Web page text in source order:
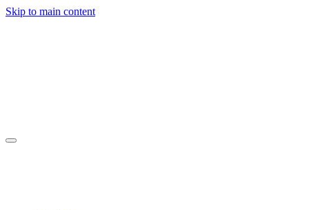
Skip to main content